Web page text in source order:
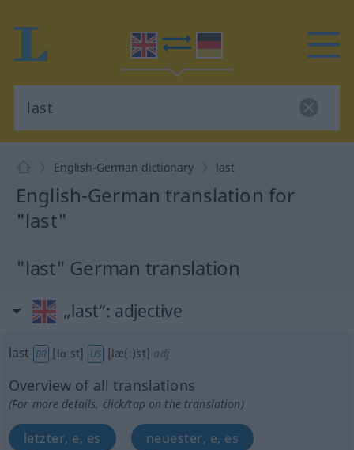
English-German dictionary last
English-German translation for
"last"
"last" German translation
„last“: adjective
last BR [lɑːst] US [læ(ː)st] adj
Overview of all translations
(For more details, click/tap on the translation)
letzter, e, es neuester, e, es